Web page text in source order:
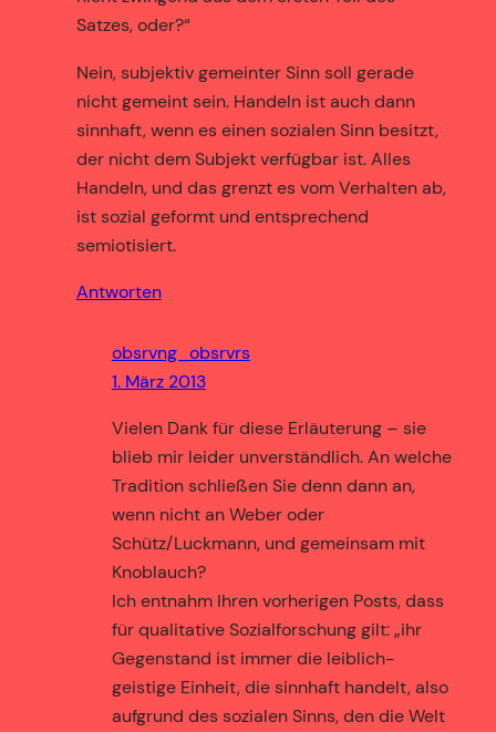
Satzes, oder?“
Nein, subjektiv gemeinter Sinn soll gerade
nicht gemeint sein. Handeln ist auch dann
sinnhaft, wenn es einen sozialen Sinn besitzt,
der nicht dem Subjekt verfügbar ist. Alles
Handeln, und das grenzt es vom Verhalten ab,
ist sozial geformt und entsprechend
semiotisiert.
Antworten
obsrvng_obsrvrs
1. März 2013
Vielen Dank für diese Erläuterung – sie
blieb mir leider unverständlich. An welche
Tradition schließen Sie denn dann an,
wenn nicht an Weber oder
Schütz/Luckmann, und gemeinsam mit
Knoblauch?
Ich entnahm Ihren vorherigen Posts, dass
für qualitative Sozialforschung gilt: „ihr
Gegenstand ist immer die leiblich-
geistige Einheit, die sinnhaft handelt, also
aufgrund des sozialen Sinns, den die Welt